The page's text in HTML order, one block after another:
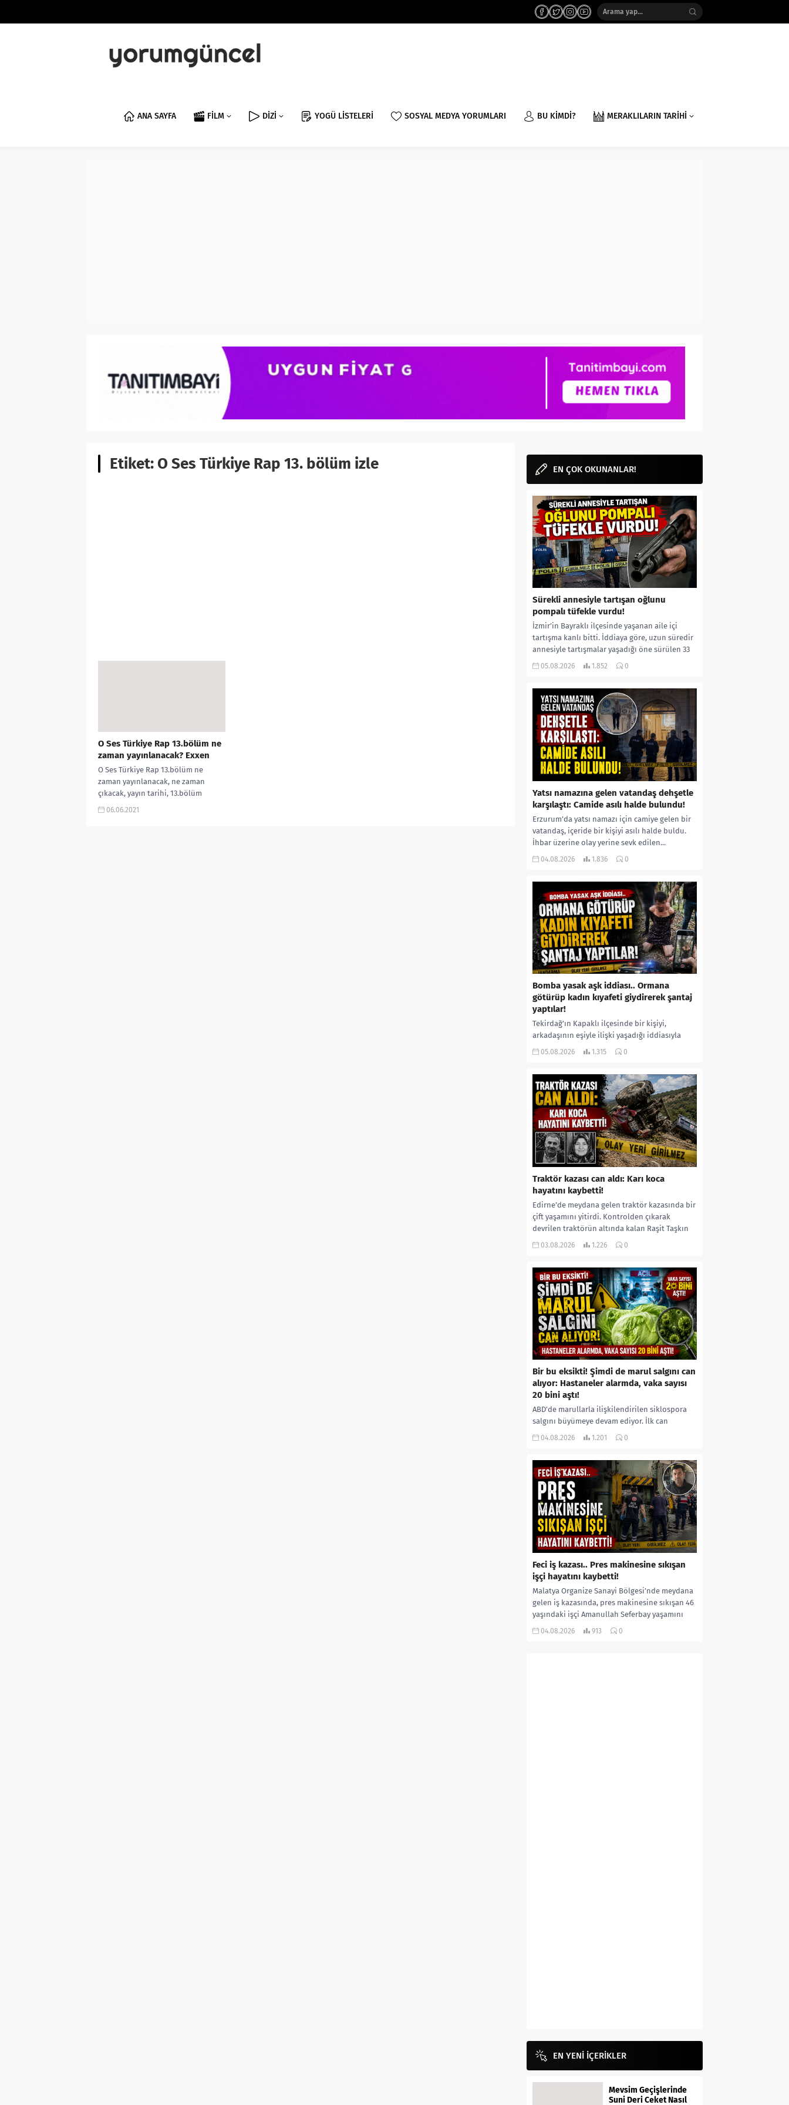
ANA SAYFA FİLM DİZİ YOGÜ LİSTELERİ SOSYAL MEDYA YORUMLARI BU KİMDİ? MERAKLILARIN TARİHİ
Etiket: O Ses Türkiye Rap 13. bölüm izle
O Ses Türkiye Rap 13.bölüm ne
zaman yayınlanacak? Exxen
O Ses Türkiye Rap 13.bölüm ne
zaman yayınlanacak, ne zaman
çıkacak, yayın tarihi, 13.bölüm
olacak mı, konusu, jürileri, kaç
06.06.2021
EN ÇOK OKUNANLAR!
Sürekli annesiyle tartışan oğlunu
pompalı tüfekle vurdu!
İzmir’in Bayraklı ilçesinde yaşanan aile içi
tartışma kanlı bitti. İddiaya göre, uzun süredir
annesiyle tartışmalar yaşadığı öne sürülen 33
yaşındaki...
05.08.2026 1.852 0
Yatsı namazına gelen vatandaş dehşetle
karşılaştı: Camide asılı halde bulundu!
Erzurum’da yatsı namazı için camiye gelen bir
vatandaş, içeride bir kişiyi asılı halde buldu.
İhbar üzerine olay yerine sevk edilen...
04.08.2026 1.836 0
Bomba yasak aşk iddiası.. Ormana
götürüp kadın kıyafeti giydirerek şantaj
yaptılar!
Tekirdağ’ın Kapaklı ilçesinde bir kişiyi,
arkadaşının eşiyle ilişki yaşadığı iddiasıyla
ormanlık alana götürerek zorla kadın
05.08.2026 1.315 0
Traktör kazası can aldı: Karı koca
hayatını kaybetti!
Edirne’de meydana gelen traktör kazasında bir
çift yaşamını yitirdi. Kontrolden çıkarak
devrilen traktörün altında kalan Raşit Taşkın
ile eşi Fatma...
03.08.2026 1.226 0
Bir bu eksikti! Şimdi de marul salgını can
alıyor: Hastaneler alarmda, vaka sayısı
20 bini aştı!
ABD’de marullarla ilişkilendirilen siklospora
salgını büyümeye devam ediyor. İlk can
kayıplarının yaşandığı salgında vaka sayısının
04.08.2026 1.201 0
Feci iş kazası.. Pres makinesine sıkışan
işçi hayatını kaybetti!
Malatya Organize Sanayi Bölgesi’nde meydana
gelen iş kazasında, pres makinesine sıkışan 46
yaşındaki işçi Amanullah Seferbay yaşamını
yitirdi. Olayla ilgili...
04.08.2026 913 0
EN YENİ İÇERİKLER
Mevsim Geçişlerinde
Suni Deri Ceket Nasıl